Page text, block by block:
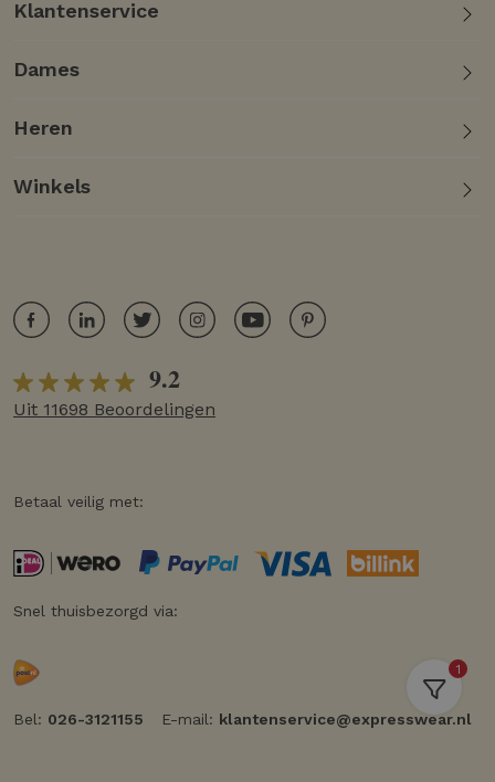
1
Klantenservice
Dames
Heren
Winkels
9.2
Uit 11698 Beoordelingen
Betaal veilig met:
Snel thuisbezorgd via:
Bel: 026-3121155 E-mail: klantenservice@expresswear.nl